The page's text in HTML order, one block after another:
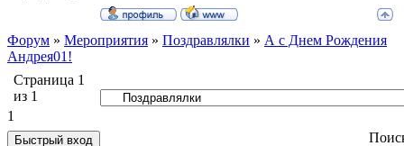
Форум » Мероприятия » Поздравлялки » А с Днем Рождения
Андрея01!
Страница 1
из 1
1